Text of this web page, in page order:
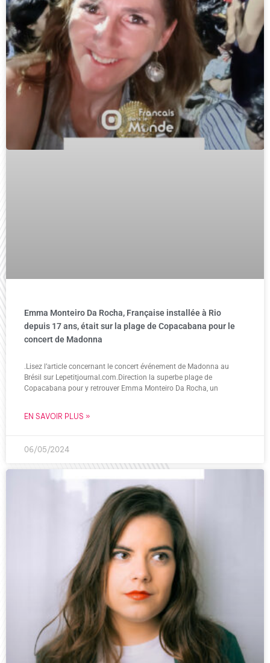
Emma Monteiro Da Rocha, Française installée à Rio
depuis 17 ans, était sur la plage de Copacabana pour le
concert de Madonna
.Lisez l’article concernant le concert événement de Madonna au
Brésil sur Lepetitjournal.com.Direction la superbe plage de
Copacabana pour y retrouver Emma Monteiro Da Rocha, un
EN SAVOIR PLUS »
06/05/2024